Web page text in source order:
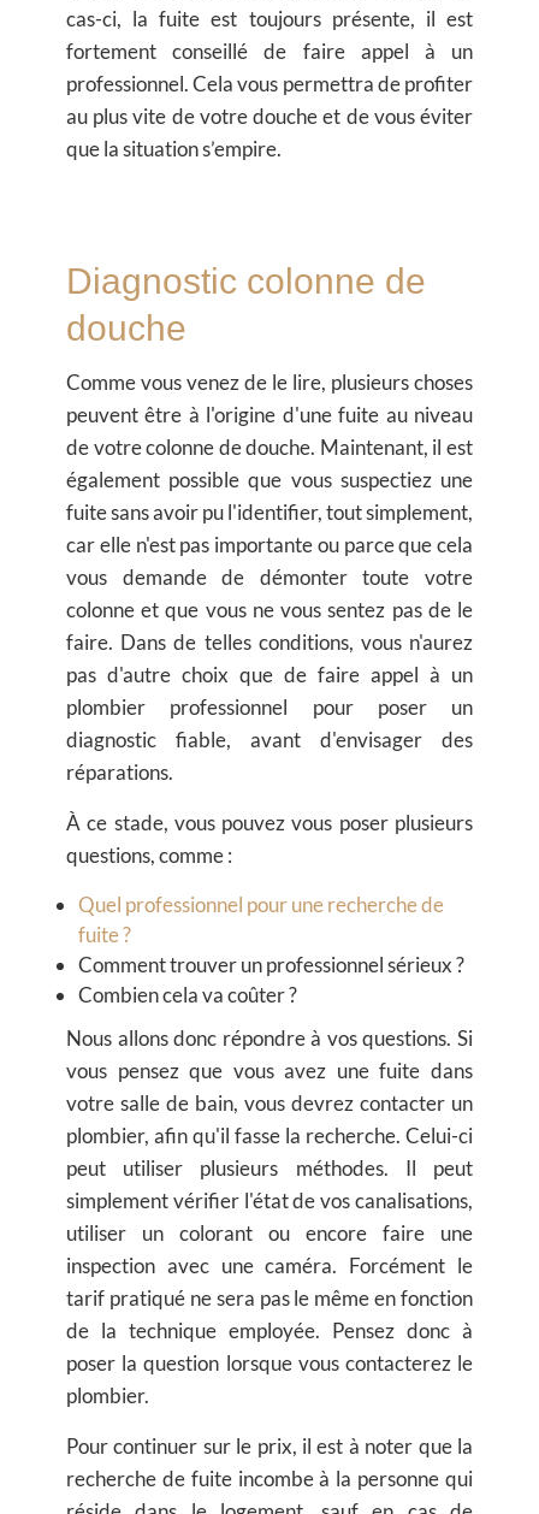
cas-ci, la fuite est toujours présente, il est
fortement conseillé de faire appel à un
professionnel. Cela vous permettra de profiter
au plus vite de votre douche et de vous éviter
que la situation s’empire.
Diagnostic colonne de
douche
Comme vous venez de le lire, plusieurs choses
peuvent être à l'origine d'une fuite au niveau
de votre colonne de douche. Maintenant, il est
également possible que vous suspectiez une
fuite sans avoir pu l'identifier, tout simplement,
car elle n'est pas importante ou parce que cela
vous demande de démonter toute votre
colonne et que vous ne vous sentez pas de le
faire. Dans de telles conditions, vous n'aurez
pas d'autre choix que de faire appel à un
plombier professionnel pour poser un
diagnostic fiable, avant d'envisager des
réparations.
À ce stade, vous pouvez vous poser plusieurs
questions, comme :
Quel professionnel pour une recherche de
fuite ?
Comment trouver un professionnel sérieux ?
Combien cela va coûter ?
Nous allons donc répondre à vos questions. Si
vous pensez que vous avez une fuite dans
votre salle de bain, vous devrez contacter un
plombier, afin qu'il fasse la recherche. Celui-ci
peut utiliser plusieurs méthodes. Il peut
simplement vérifier l'état de vos canalisations,
utiliser un colorant ou encore faire une
inspection avec une caméra. Forcément le
tarif pratiqué ne sera pas le même en fonction
de la technique employée. Pensez donc à
poser la question lorsque vous contacterez le
plombier.
Pour continuer sur le prix, il est à noter que la
recherche de fuite incombe à la personne qui